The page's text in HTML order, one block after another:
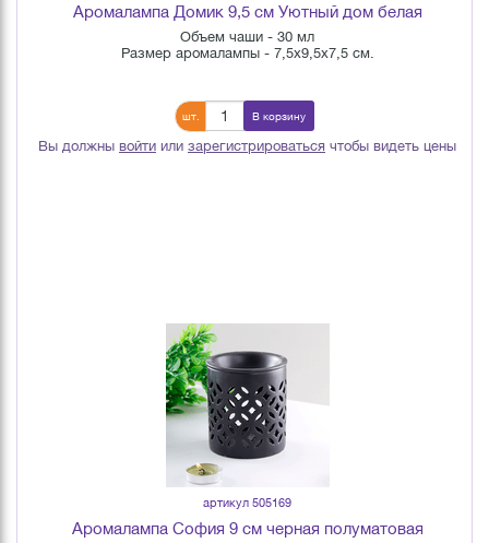
Аромалампа Домик 9,5 см Уютный дом белая
Объем чаши - 30 мл
Размер аромалампы - 7,5х9,5х7,5 см.
шт. В корзину
Вы должны войти или зарегистрироваться чтобы видеть цены
артикул 505169
Аромалампа София 9 см черная полуматовая